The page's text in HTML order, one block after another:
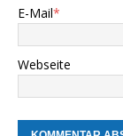
E-Mail*
Webseite